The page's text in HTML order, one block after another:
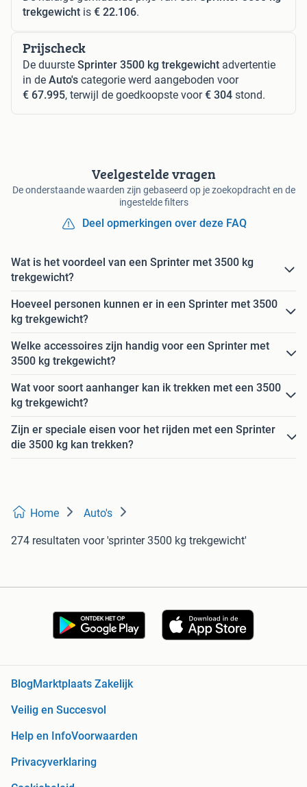
trekgewicht is € 22.106.
Prijscheck
De duurste Sprinter 3500 kg trekgewicht advertentie
in de Auto's categorie werd aangeboden voor
€ 67.995, terwijl de goedkoopste voor€ 304 stond.
Veelgestelde vragen
De onderstaande waarden zijn gebaseerd op je zoekopdracht en de
ingestelde filters
Deel opmerkingen over deze FAQ
Wat is het voordeel van een Sprinter met 3500 kg
trekgewicht?
Hoeveel personen kunnen er in een Sprinter met 3500
kg trekgewicht?
Welke accessoires zijn handig voor een Sprinter met
3500 kg trekgewicht?
Wat voor soort aanhanger kan ik trekken met een 3500
kg trekgewicht?
Zijn er speciale eisen voor het rijden met een Sprinter
die 3500 kg kan trekken?
Home Auto's
274 resultaten voor 'sprinter 3500 kg trekgewicht'
Blog Marktplaats Zakelijk
Veilig en Succesvol
Help en InfoVoorwaarden
Privacyverklaring